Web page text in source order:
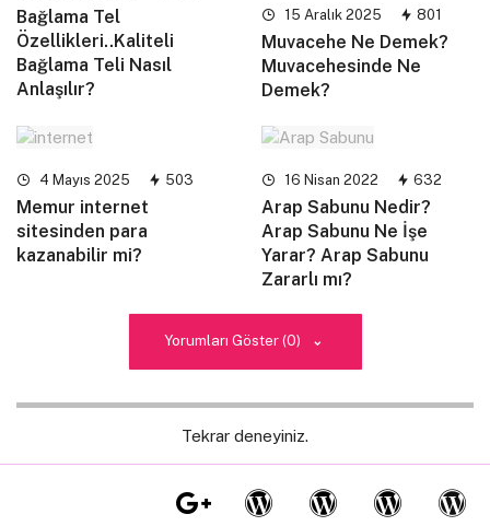
Bağlama Tel
Özellikleri..Kaliteli
Bağlama Teli Nasıl
Anlaşılır?
15 Aralık 2025 801
Muvacehe Ne Demek?
Muvacehesinde Ne
Demek?
4 Mayıs 2025 503
Memur internet
sitesinden para
kazanabilir mi?
16 Nisan 2022 632
Arap Sabunu Nedir?
Arap Sabunu Ne İşe
Yarar? Arap Sabunu
Zararlı mı?
Yorumları Göster (0)
Tekrar deneyiniz.